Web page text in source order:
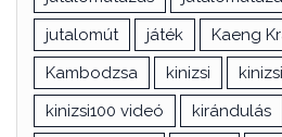
jutalomút
játék
Kaeng
Kambodzsa
kinizsi
kinizsi100 videó
kirándulás